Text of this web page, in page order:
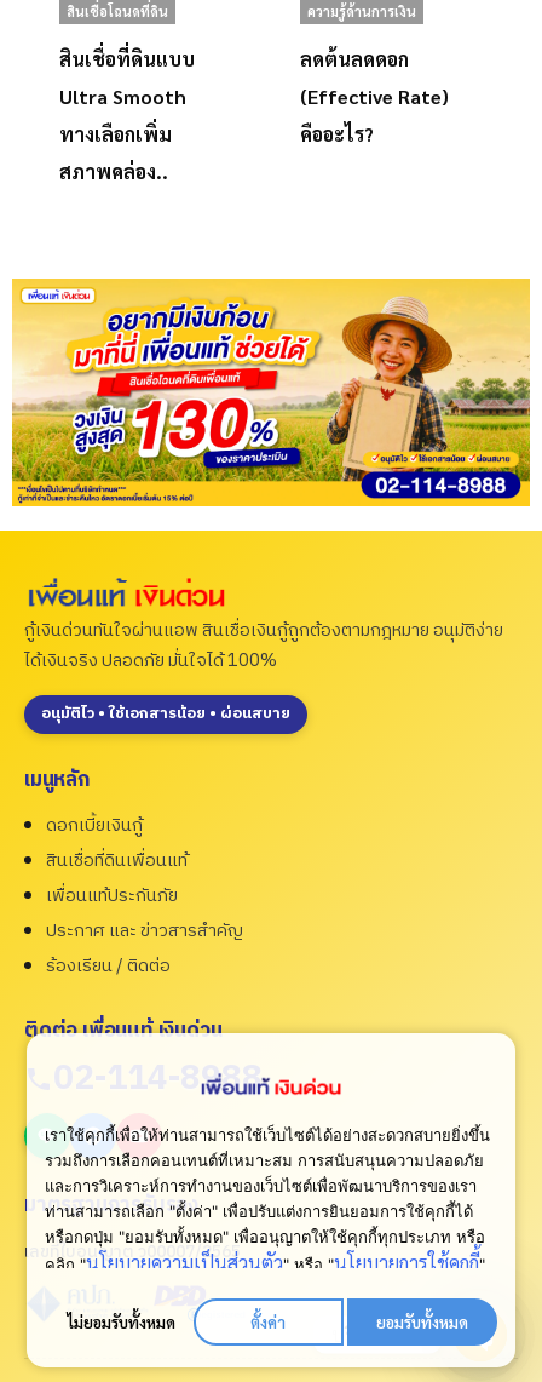
สินเชื่อโฉนดที่ดิน
สินเชื่อที่ดินแบบ
Ultra Smooth
ทางเลือกเพิ่ม
สภาพคล่อง..
ความรู้ด้านการเงิน
ลดต้นลดดอก
(Effective Rate)
คืออะไร?
กู้เงินด่วนทันใจผ่านแอพ สินเชื่อเงินกู้ถูกต้องตามกฎหมาย อนุมัติง่าย
ได้เงินจริง ปลอดภัย มั่นใจได้ 100%
อนุมัติไว • ใช้เอกสารน้อย • ผ่อนสบาย
เมนูหลัก
ดอกเบี้ยเงินกู้
สินเชื่อที่ดินเพื่อนแท้
เพื่อนแท้ประกันภัย
ประกาศ และ ข่าวสารสำคัญ
ร้องเรียน / ติดต่อ
ติดต่อ เพื่อนแท้ เงินด่วน
02-114-8988
มาตรฐานการรับรอง
เลขที่ใบอนุญาต ว00007/2565
เราใช้คุกกี้เพื่อให้ท่านสามารถใช้เว็บไซต์ได้อย่างสะดวกสบายยิ่งขึ้น
รวมถึงการเลือกคอนเทนต์ที่เหมาะสม การสนับสนุนความปลอดภัย
และการวิเคราะห์การทำงานของเว็บไซต์เพื่อพัฒนาบริการของเรา
ท่านสามารถเลือก "ตั้งค่า" เพื่อปรับแต่งการยินยอมการใช้คุกกี้ได้
หรือกดปุ่ม "ยอมรับทั้งหมด" เพื่ออนุญาตให้ใช้คุกกี้ทุกประเภท หรือ
คลิก "นโยบายความเป็นส่วนตัว" หรือ "นโยบายการใช้คุกกี้"
ไม่ยอมรับทั้งหมด ตั้งค่า ยอมรับทั้งหมด
ปรึกษาเรา
Open